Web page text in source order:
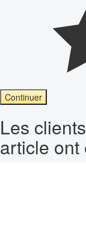
Continuer
Les
article ont